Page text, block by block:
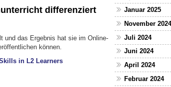
differenziert
und das Ergebnis hat sie im Online-
können.
in L2 Learners
Januar 2025
November
Juli 2024
Juni 2024
April 2024
Februar 2024